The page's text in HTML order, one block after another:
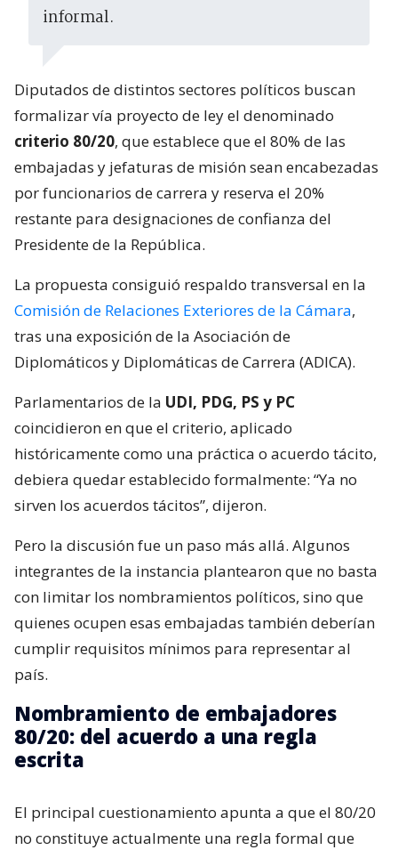
informal.
Diputados de distintos sectores políticos buscan
formalizar vía proyecto de ley el denominado
criterio 80/20, que establece que el 80% de las
embajadas y jefaturas de misión sean encabezadas
por funcionarios de carrera y reserva el 20%
restante para designaciones de confianza del
Presidente de la República.
La propuesta consiguió respaldo transversal en la
Comisión de Relaciones Exteriores de la Cámara,
tras una exposición de la Asociación de
Diplomáticos y Diplomáticas de Carrera (ADICA).
Parlamentarios de la UDI, PDG, PS y PC
coincidieron en que el criterio, aplicado
históricamente como una práctica o acuerdo tácito,
debiera quedar establecido formalmente: “Ya no
sirven los acuerdos tácitos”, dijeron.
Pero la discusión fue un paso más allá. Algunos
integrantes de la instancia plantearon que no basta
con limitar los nombramientos políticos, sino que
quienes ocupen esas embajadas también deberían
cumplir requisitos mínimos para representar al
país.
Nombramiento de embajadores
80/20: del acuerdo a una regla
escrita
El principal cuestionamiento apunta a que el 80/20
no constituye actualmente una regla formal que